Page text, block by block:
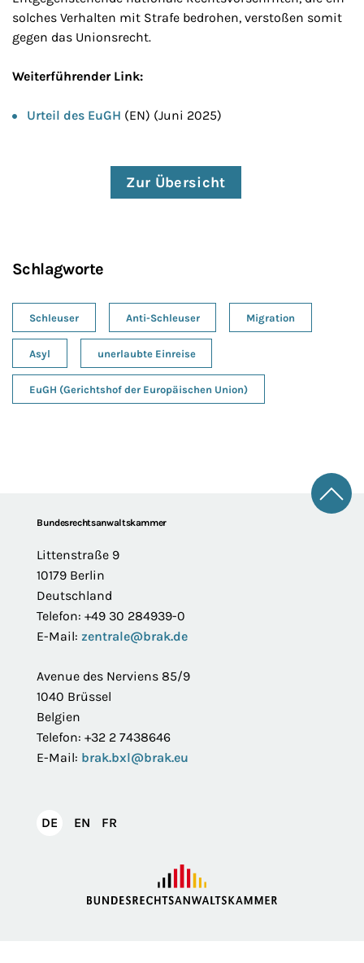
solches Verhalten mit Strafe bedrohen, verstoßen somit
gegen das Unionsrecht.
Weiterführender Link:
Urteil des EuGH (EN) (Juni 2025)
Zur Übersicht
Schlagworte
Schleuser Anti-Schleuser Migration
Asyl unerlaubte Einreise
EuGH (Gerichtshof der Europäischen Union)
FooterBundesrechtsanwaltskammer
Littenstraße 9
10179 Berlin
Deutschland
Telefon: +49 30 284939-0
E-Mail: zentrale@brak.de
Avenue des Nerviens 85/9
1040 Brüssel
Belgien
Telefon: +32 2 7438646
E-Mail: brak.bxl@brak.eu
DEDeutsch
EN English
FR